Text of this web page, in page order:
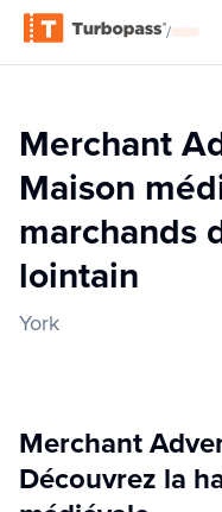
/
Merchant
Maison
marchands
lointain
York
Merchant
Découvrez la